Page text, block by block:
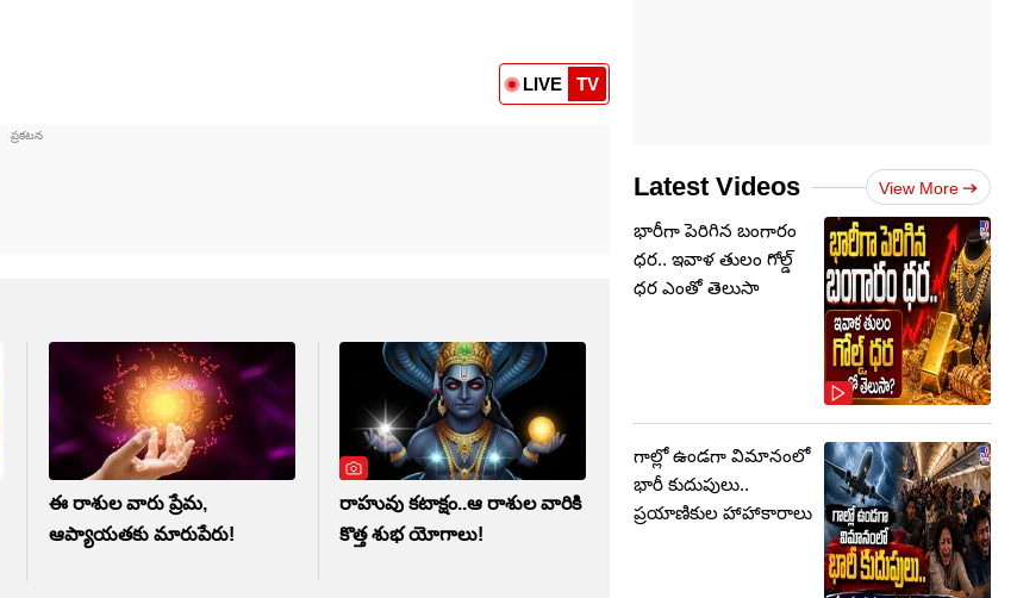
LIVE TV
ఈ రాశుల వారు ప్రేమ,
ఆప్యాయతకు మారుపేరు!
రాహువు కటాక్షం..ఆ రాశుల వారికి
కొత్త శుభ యోగాలు!
Latest Videos View More
భారీగా పెరిగిన బంగారం
ధర.. ఇవాళ తులం గోల్డ్‌
ధర ఎంతో తెలుసా
గాల్లో ఉండగా విమానంలో
భారీ కుదుపులు..
ప్రయాణికుల హాహాకారాలు